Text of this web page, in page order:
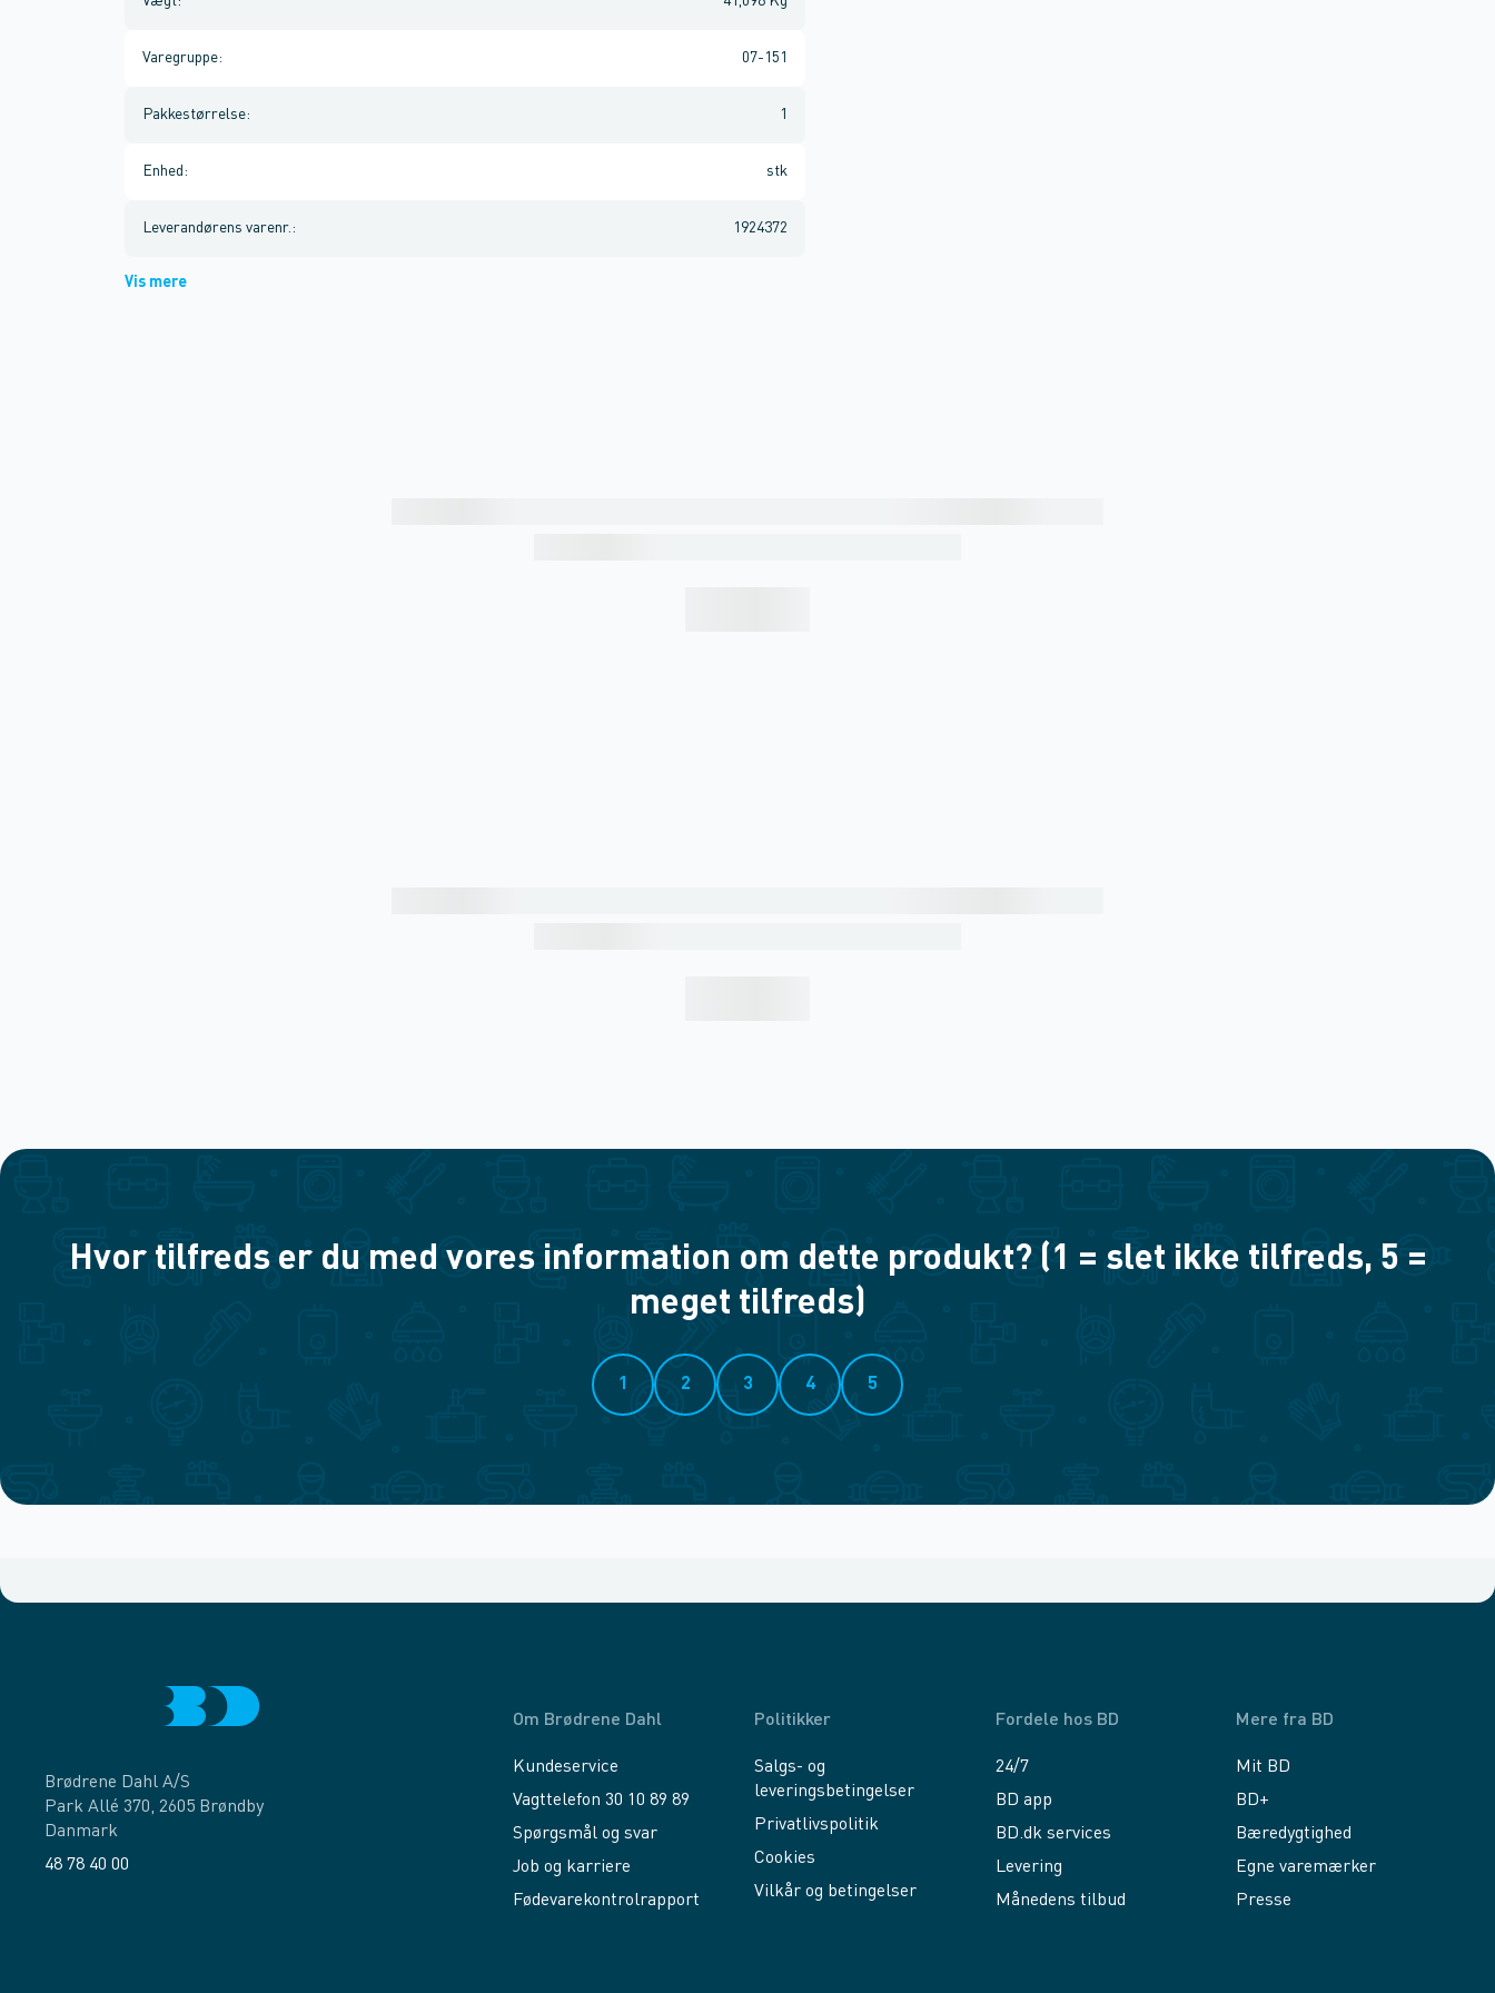
Varegruppe: 07-151
Pakkestørrelse: 1
Enhed : stk
Leverandørens varenr. : 1924372
Vis mere
Hvor tilfreds er du med vores information om dette produkt? (1 = slet ikke tilfreds, 5 =
meget tilfreds)
1 2 3 4 5
Brødrene Dahl A/S
Park Allé 370, 2605 Brøndby
Danmark
48 78 40 00
Om Brødrene Dahl
Kundeservice
Vagttelefon 30 10 89 89
Spørgsmål og svar
Job og karriere
Fødevarekontrolrapport
Politikker
Salgs- og
leveringsbetingelser
Privatlivspolitik
Cookies
Vilkår og betingelser
Fordele hos BD
24/7
BD app
BD.dk services
Levering
Månedens tilbud
Mere fra BD
Mit BD
BD+
Bæredygtighed
Egne varemærker
Presse